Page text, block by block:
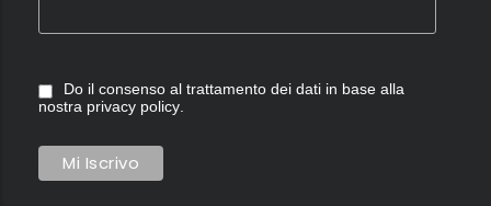
Do il consenso al trattamento dei dati in base alla
nostra privacy policy